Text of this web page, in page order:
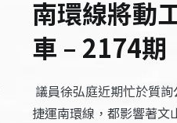
南環線將動
車 – 2174期
議員徐弘庭近期忙於質
捷運南環線，都影響著文